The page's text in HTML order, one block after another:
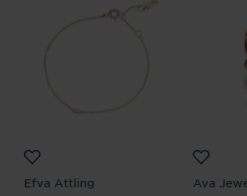
Efva Attling
Ava